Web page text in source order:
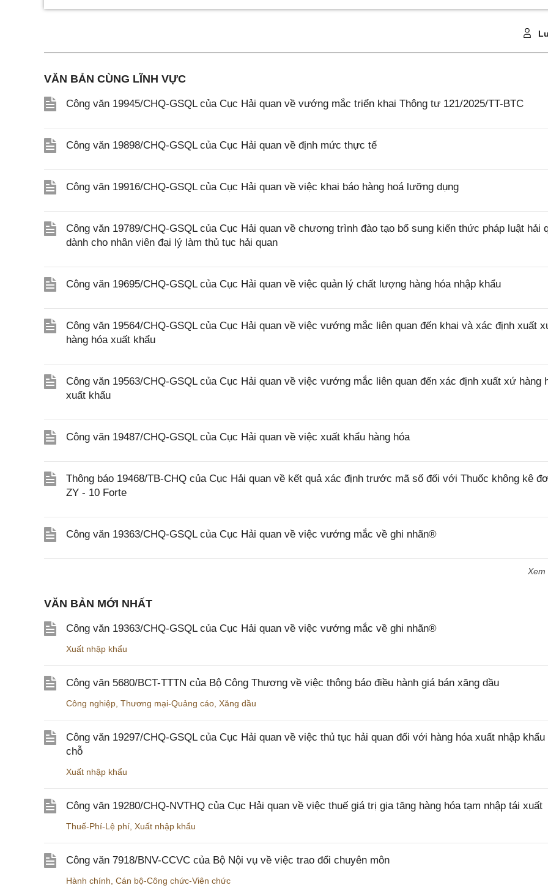
VĂN BẢN CÙNG LĨNH VỰC
Công văn 19945/CHQ-GSQL của Cục Hải quan về vướng mắc triển khai Thông tư 121/2025/TT-BTC
Công văn 19898/CHQ-GSQL của Cục Hải quan về định mức thực tế
Công văn 19916/CHQ-GSQL của Cục Hải quan về việc khai báo hàng hoá lưỡng dụng
Công văn 19789/CHQ-GSQL của Cục Hải quan về chương trình đào tạo bổ sung kiến thức pháp luật hải
dành cho nhân viên đại lý làm thủ tục hải quan
Công văn 19695/CHQ-GSQL của Cục Hải quan về việc quản lý chất lượng hàng hóa nhập khẩu
Công văn 19564/CHQ-GSQL của Cục Hải quan về việc vướng mắc liên quan đến khai và xác định xuất
hàng hóa xuất khẩu
Công văn 19563/CHQ-GSQL của Cục Hải quan về việc vướng mắc liên quan đến xác định xuất xứ hàng
xuất khẩu
Công văn 19487/CHQ-GSQL của Cục Hải quan về việc xuất khẩu hàng hóa
Thông báo 19468/TB-CHQ của Cục Hải quan về kết quả xác định trước mã số đối với Thuốc không kê
ZY - 10 Forte
Công văn 19363/CHQ-GSQL của Cục Hải quan về việc vướng mắc về ghi nhãn®
VĂN BẢN MỚI NHẤT
Công văn 19363/CHQ-GSQL của Cục Hải quan về việc vướng mắc về ghi nhãn®
Xuất nhập khẩu
Công văn 5680/BCT-TTTN của Bộ Công Thương về việc thông báo điều hành giá bán xăng dầu
Công nghiệp, Thương mại-Quảng cáo, Xăng dầu
Công văn 19297/CHQ-GSQL của Cục Hải quan về việc thủ tục hải quan đối với hàng hóa xuất nhập khẩu
chỗ
Xuất nhập khẩu
Công văn 19280/CHQ-NVTHQ của Cục Hải quan về việc thuế giá trị gia tăng hàng hóa tạm nhập tái xuất
Thuế-Phí-Lệ phí, Xuất nhập khẩu
Công văn 7918/BNV-CCVC của Bộ Nội vụ về việc trao đổi chuyên môn
Hành chính, Cán bộ-Công chức-Viên chức